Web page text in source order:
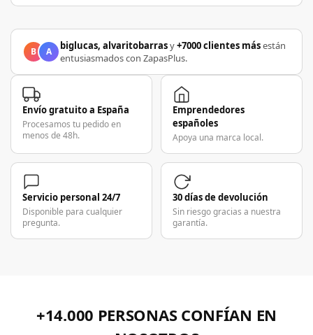
B A biglucas, alvaritobarrasy+7000 clientes másestán
entusiasmados con ZapasPlus.
Envío gratuito a España
Procesamos tu pedido en
menos de 48h.
Emprendedores
españoles
Apoya una marca local.
Servicio personal 24/7
Disponible para cualquier
pregunta.
30 días de devolución
Sin riesgo gracias a nuestra
garantía.
+14.000 PERSONAS CONFÍAN EN